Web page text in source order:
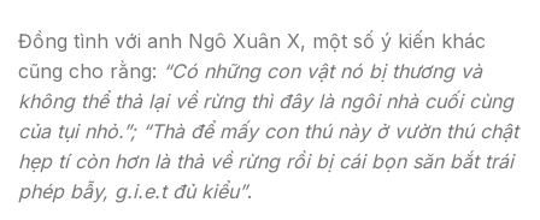
Đồng tình với anh Ngô Xuân X, một số ý kiến khác
cũng cho rằng: “Có những con vật nó bị thương và
không thể thả lại về rừng thì đây là ngôi nhà cuối cùng
của tụi nhỏ.”; “Thà để mấy con thú này ở vườn thú chật
hẹp tí còn hơn là thả về rừng rồi bị cái bọn săn bắt trái
phép bẫy, g.i.e.t đủ kiểu”.